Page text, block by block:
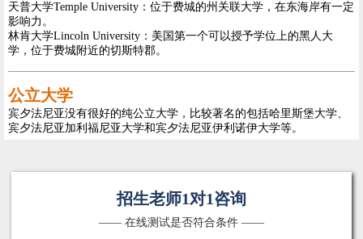
天普大学Temple University：位于费城的州关联大学，在东海岸有一定
影响力。
林肯大学Lincoln University：美国第一个可以授予学位上的黑人大
学，位于费城附近的切斯特郡。
公立大学
宾夕法尼亚没有很好的纯公立大学，比较著名的包括哈里斯堡大学、
宾夕法尼亚加利福尼亚大学和宾夕法尼亚伊利诺伊大学等。
招生老师1对1咨询
—— 在线测试是否符合条件 ——